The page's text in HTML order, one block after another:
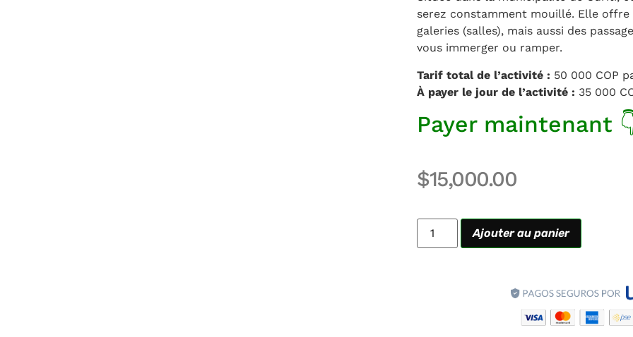
serez constamment mouillé. Elle offre
galeries (salles), mais aussi des
vous immerger ou ramper.
Tarif total de l’activité : 50 000 COP
À payer le jour de l’activité : 35 000
Payer maintenant
$15,000.00
Ajouter au panier